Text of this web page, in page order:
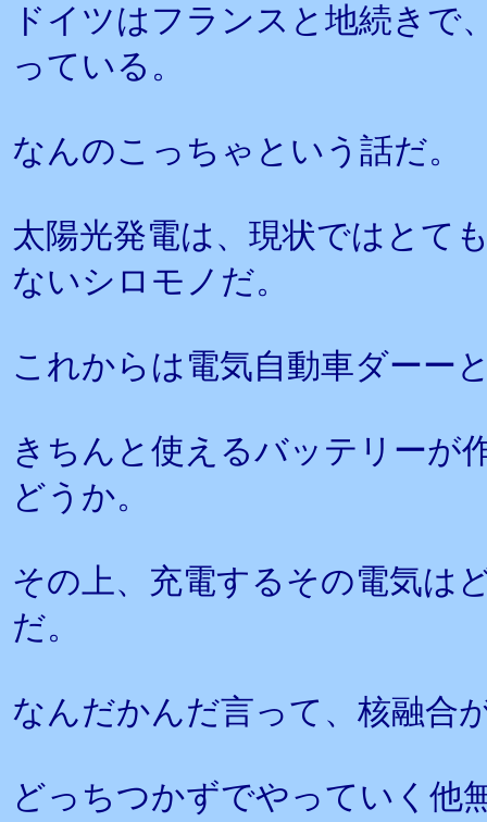
ドイツはフランスと地続きで
っている。
なんのこっちゃという話だ。
太陽光発電は、現状ではとて
ないシロモノだ。
これからは電気自動車ダーー
きちんと使えるバッテリーが
どうか。
その上、充電するその電気は
だ。
なんだかんだ言って、核融合
どっちつかずでやっていく他